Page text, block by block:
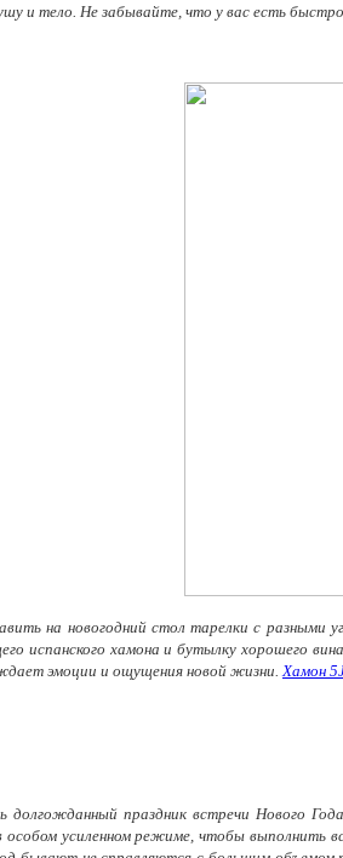
и тело. Не забывайте, что у вас есть
на новогодний стол тарелки с разными
испанского хамона и бутылку хорошего
эмоции и ощущения новой жизни. Хамон
долгожданный праздник встречи
усиленном режиме, чтобы выполнить